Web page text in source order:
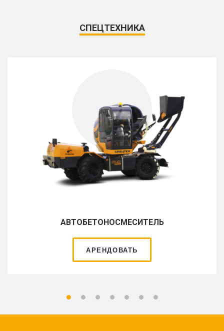
СПЕЦТЕХНИКА
АВТОБЕТОНОСМЕСИТЕЛЬ
АРЕНДОВАТЬ